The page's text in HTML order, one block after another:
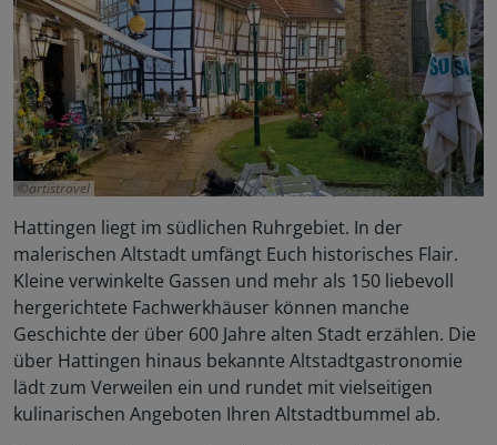
artistravel
Hattingen liegt im südlichen Ruhrgebiet. In der
malerischen Altstadt umfängt Euch historisches Flair.
Kleine verwinkelte Gassen und mehr als 150 liebevoll
hergerichtete Fachwerkhäuser können manche
Geschichte der über 600 Jahre alten Stadt erzählen. Die
über Hattingen hinaus bekannte Altstadtgastronomie
lädt zum Verweilen ein und rundet mit vielseitigen
kulinarischen Angeboten Ihren Altstadtbummel ab.